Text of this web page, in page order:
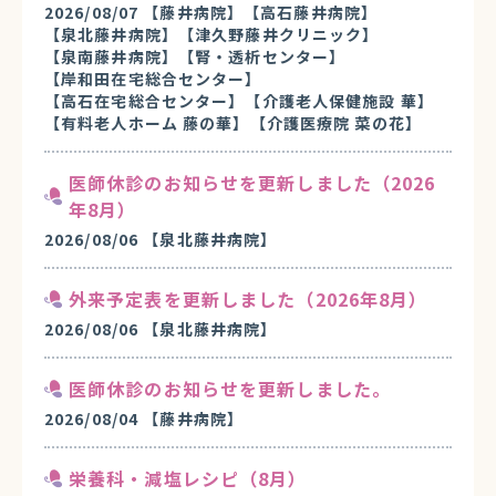
2026/08/07 【藤井病院】
【高石藤井病院】
【泉北藤井病院】
【津久野藤井クリニック】
【泉南藤井病院】
【腎・透析センター】
【岸和田在宅総合センター】
【高石在宅総合センター】
【介護老人保健施設 華】
【有料老人ホーム 藤の華】
【介護医療院 菜の花】
医師休診のお知らせを更新しました（2026
年8月）
2026/08/06 【泉北藤井病院】
外来予定表を更新しました（2026年8月）
2026/08/06 【泉北藤井病院】
医師休診のお知らせを更新しました。
2026/08/04 【藤井病院】
栄養科・減塩レシピ（8月）